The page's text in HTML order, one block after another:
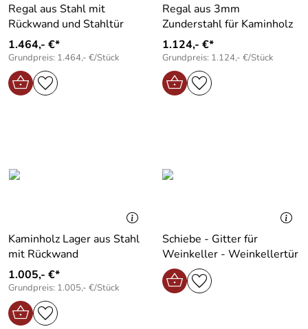
Regal aus Stahl mit
Rückwand und Stahltür
1.464,- €*
Grundpreis: 1.464,- €/Stück
Regal aus 3mm
Zunderstahl für Kaminholz
1.124,- €*
Grundpreis: 1.124,- €/Stück
Kaminholz Lager aus Stahl
mit Rückwand
1.005,- €*
Grundpreis: 1.005,- €/Stück
Schiebe - Gitter für
Weinkeller - Weinkellertür